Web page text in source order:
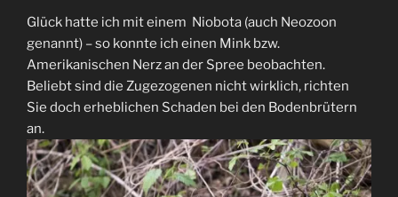
Glück hatte ich mit einem Niobota (auch Neozoon
genannt) – so konnte ich einen Mink bzw.
Amerikanischen Nerz an der Spree beobachten.
Beliebt sind die Zugezogenen nicht wirklich, richten
Sie doch erheblichen Schaden bei den Bodenbrütern
an.